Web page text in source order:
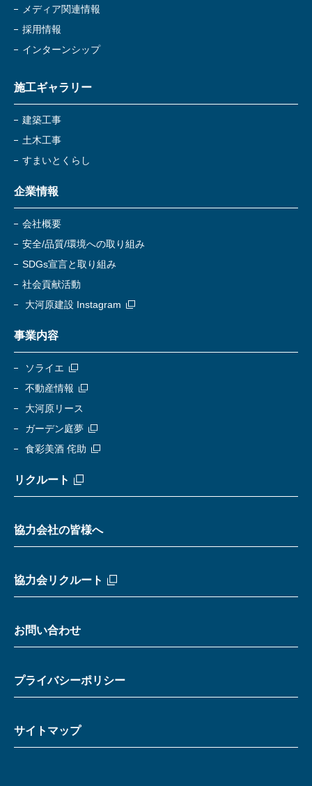
メディア関連情報
採用情報
インターンシップ
施工ギャラリー
建築工事
土木工事
すまいとくらし
企業情報
会社概要
安全/品質/環境への取り組み
SDGs宣言と取り組み
社会貢献活動
大河原建設 Instagram
事業内容
ソライエ
不動産情報
大河原リース
ガーデン庭夢
食彩美酒 侘助
リクルート
協力会社の皆様へ
協力会リクルート
お問い合わせ
プライバシーポリシー
サイトマップ